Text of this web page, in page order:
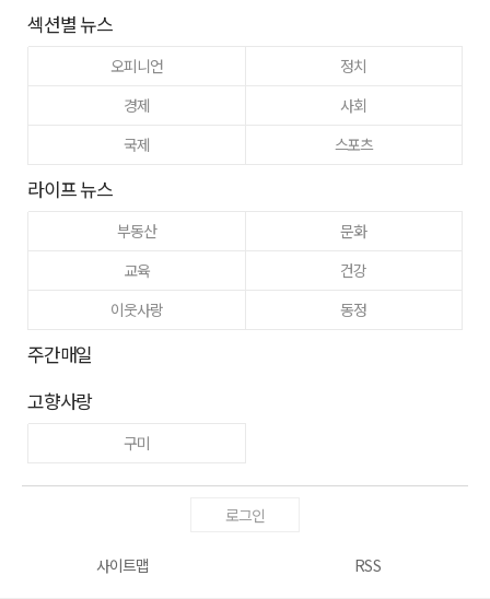
섹션별 뉴스
오피니언
정치
경제
사회
국제
스포츠
라이프 뉴스
부동산
문화
교육
건강
이웃사랑
동정
주간매일
고향사랑
구미
로그인
사이트맵 RSS